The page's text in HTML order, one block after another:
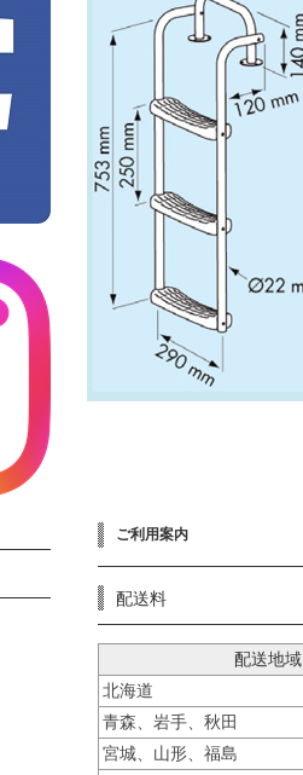
ご利用案内
配送料
配送地域
北海道
青森、岩手、秋田
宮城、山形、福島